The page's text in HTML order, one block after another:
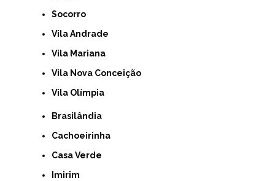
Socorro
Vila Andrade
Vila Mariana
Vila Nova Conceição
Vila Olímpia
Brasilândia
Cachoeirinha
Casa Verde
Imirim